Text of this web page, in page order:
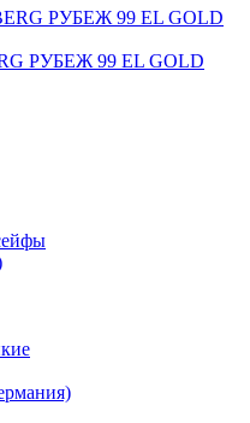
РУБЕЖ 99 EL GOLD